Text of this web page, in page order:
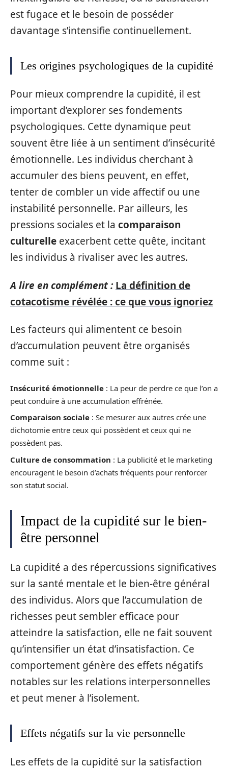
est fugace et le besoin de posséder
davantage s’intensifie continuellement.
Les origines psychologiques de la cupidité
Pour mieux comprendre la cupidité, il est
important d’explorer ses fondements
psychologiques. Cette dynamique peut
souvent être liée à un sentiment d’insécurité
émotionnelle. Les individus cherchant à
accumuler des biens peuvent, en effet,
tenter de combler un vide affectif ou une
instabilité personnelle. Par ailleurs, les
pressions sociales et la comparaison
culturelle exacerbent cette quête, incitant
les individus à rivaliser avec les autres.
A lire en complément : La définition de
cotacotisme révélée : ce que vous ignoriez
Les facteurs qui alimentent ce besoin
d’accumulation peuvent être organisés
comme suit :
Insécurité émotionnelle : La peur de perdre ce que l’on a
peut conduire à une accumulation effrénée.
Comparaison sociale : Se mesurer aux autres crée une
dichotomie entre ceux qui possèdent et ceux qui ne
possèdent pas.
Culture de consommation : La publicité et le marketing
encouragent le besoin d’achats fréquents pour renforcer
son statut social.
Impact de la cupidité sur le bien-
être personnel
La cupidité a des répercussions significatives
sur la santé mentale et le bien-être général
des individus. Alors que l’accumulation de
richesses peut sembler efficace pour
atteindre la satisfaction, elle ne fait souvent
qu’intensifier un état d’insatisfaction. Ce
comportement génère des effets négatifs
notables sur les relations interpersonnelles
et peut mener à l’isolement.
Effets négatifs sur la vie personnelle
Les effets de la cupidité sur la satisfaction